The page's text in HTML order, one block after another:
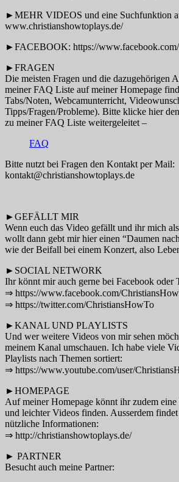
►MEHR VIDEOS und eine Suchfunktion
www.christianshowtoplays.de/
►FACEBOOK: https://
►FRAGEN
Die meisten Fragen und die dazugehörigen
meiner FAQ Liste auf meiner Homepage
Tabs/Noten, Webcamunterricht,
Tipps/Fragen/Probleme). Bitte klicke hier
zu meiner FAQ Liste weitergeleitet –
FAQ
Bitte nutzt bei Fragen den Kontakt per Mail:
kontakt@christianshowtoplays.de
►GEFÄLLT MIR
Wenn euch das Video gefällt und ihr mich
wollt dann gebt mir hier einen “Daumen
wie der Beifall bei einem Konzert, also
►SOCIAL NETWORK
Ihr könnt mir auch gerne bei Facebook oder
⇒ https://www.facebook.com/
⇒ https://twitter.com/ChristiansHowTo
►KANAL UND PLAYLISTS
Und wer weitere Videos von mir sehen
meinem Kanal umschauen. Ich habe viele
Playlists nach Themen sortiert:
⇒ https://www.youtube.com/user/
►HOMEPAGE
Auf meiner Homepage könnt ihr zudem
und leichter Videos finden. Ausserdem
nützliche Informationen:
⇒ http://christianshowtoplays.de/
► PARTNER
Besucht auch meine Partner: